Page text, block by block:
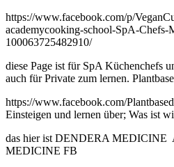
https://www.facebook.com/p/
academycooking-school-SpA-
100063725482910/
diese Page ist für SpA Küchenchefs
auch für Private zum lernen.
https://www.facebook.com/
Einsteigen und lernen über; Was ist
das hier ist DENDERA
MEDICINE FB